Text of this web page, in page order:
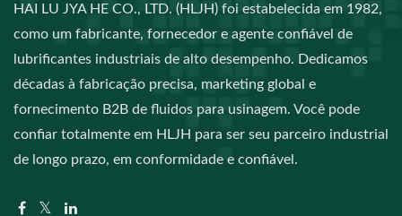
HAI LU JYA HE CO., LTD. (HLJH) foi estabelecida em 1982,
como um fabricante, fornecedor e agente confiável de
lubrificantes industriais de alto desempenho. Dedicamos
décadas à fabricação precisa, marketing global e
fornecimento B2B de fluidos para usinagem. Você pode
confiar totalmente em HLJH para ser seu parceiro industrial
de longo prazo, em conformidade e confiável.